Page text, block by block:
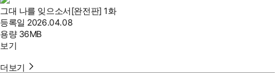
그대 나를 잊으소서[완전판] 1화
등록일 2026.04.08
용량 36MB
보기
더보기